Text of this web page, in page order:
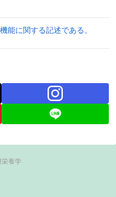
能に関する記述である。
栄養学